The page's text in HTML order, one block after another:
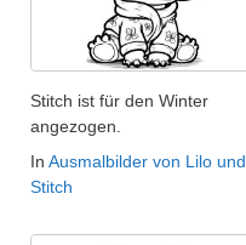
Stitch ist für den Winter
angezogen.
In Ausmalbilder von Lilo und
Stitch